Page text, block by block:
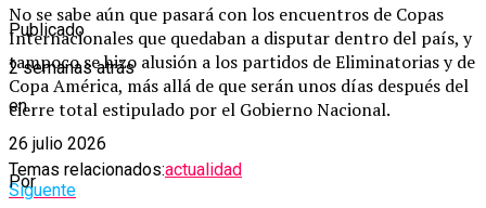
No se sabe aún que pasará con los encuentros de Copas
Internacionales que quedaban a disputar dentro del país, y
tampoco se hizo alusión a los partidos de Eliminatorias y de
Copa América, más allá de que serán unos días después del
cierre total estipulado por el Gobierno Nacional.
Temas relacionados:actualidad
Siguente
Publicado
2 semanas atrás
en
26 julio 2026
Por